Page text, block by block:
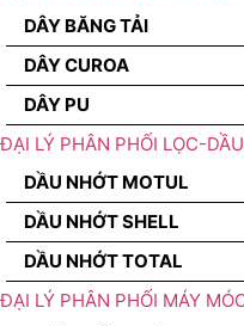
DÂY BĂNG TẢI
DÂY CUROA
DÂY PU
ĐẠI LÝ PHÂN PHỐI LỌC-
DẦU NHỚT MOTUL
DẦU NHỚT SHELL
DẦU NHỚT TOTAL
ĐẠI LÝ PHÂN PHỐI MÁY